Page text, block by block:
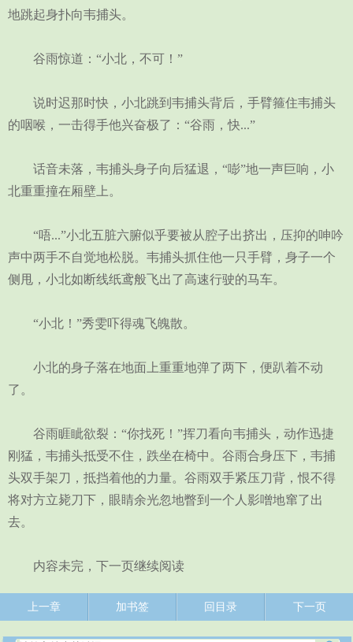
地跳起身扑向韦捕头。
谷雨惊道：“小北，不可！”
说时迟那时快，小北跳到韦捕头背后，手臂箍住韦捕头
的咽喉，一击得手他兴奋极了：“谷雨，快...”
话音未落，韦捕头身子向后猛退，“嘭”地一声巨响，小
北重重撞在厢壁上。
“唔...”小北五脏六腑似乎要被从腔子出挤出，压抑的呻吟
声中两手不自觉地松脱。韦捕头抓住他一只手臂，身子一个
侧甩，小北如断线纸鸢般飞出了高速行驶的马车。
“小北！”秀雯吓得魂飞魄散。
小北的身子落在地面上重重地弹了两下，便趴着不动
了。
谷雨睚眦欲裂：“你找死！”挥刀看向韦捕头，动作迅捷
刚猛，韦捕头抵受不住，跌坐在椅中。谷雨合身压下，韦捕
头双手架刀，抵挡着他的力量。谷雨双手紧压刀背，恨不得
将对方立毙刀下，眼睛余光忽地瞥到一个人影噌地窜了出
去。
内容未完，下一页继续阅读
上一章 加书签 回目录 下一页